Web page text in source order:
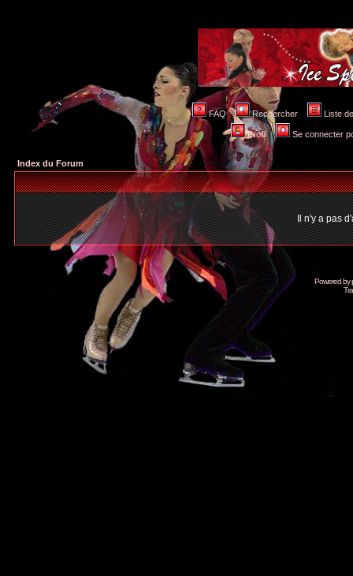
FAQ Rechercher Liste
Profil Se connecter
Index du Forum
Il n'y a pas
Powered by